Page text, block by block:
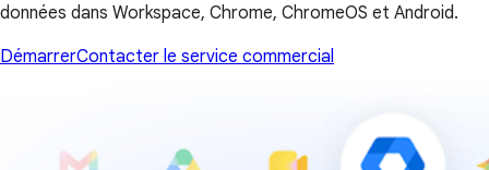
données dans Workspace, Chrome, ChromeOS et Android.
DémarrerContacter le service commercial